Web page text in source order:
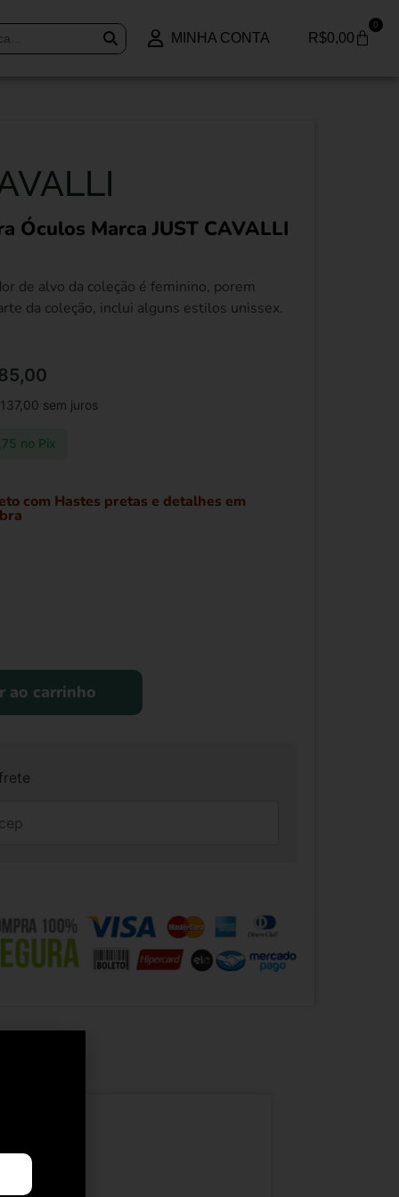
MINHA CONTA R$0,00
0
Óculos Marca JUST CAVALLI
de alvo da coleção é feminino, porem
da coleção, inclui alguns estilos unissex.
137,00 sem juros
no Pix
com Hastes pretas e detalhes em
ao carrinho